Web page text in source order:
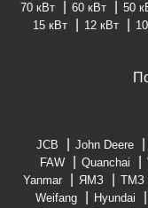
70 кВт
60 кВт 50
15 кВт
12 кВт
JCB John Deere
FAW
Quanchai
Yanmar
ЯМЗ ТМЗ
Weifang
Hyundai